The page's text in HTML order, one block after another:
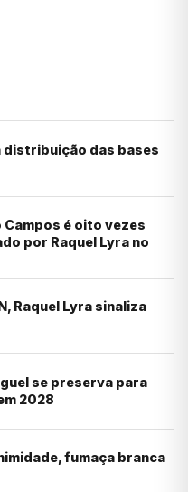
distribuição das bases
é oito vezes
por Raquel Lyra no
Raquel Lyra sinaliza
se preserva para
2028
fumaça branca